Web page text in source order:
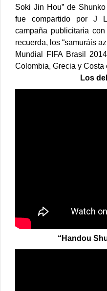
Soki Jin Hou” de
fue compartido por J
campaña publicitaria
recuerda, los “samuráis
Mundial FIFA Brasil
Colombia, Grecia y Costa
Los
“Handou